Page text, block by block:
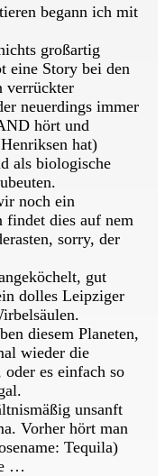
begann ich mit
großartig
eine Story bei den
verrückter
neuerdings immer
hört und
hat)
als biologische
noch ein
findet dies auf nem
sorry, der
gut
dolles Leipziger
diesem Planeten,
wieder die
es einfach so
unsanft
Vorher hört man
Tequila)
…